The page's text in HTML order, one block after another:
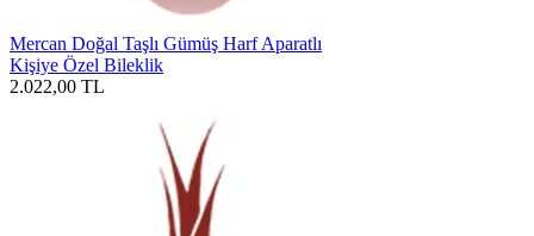
Mercan Doğal Taşlı Gümüş Harf Aparatlı
Kişiye Özel Bileklik
2.022,00 TL